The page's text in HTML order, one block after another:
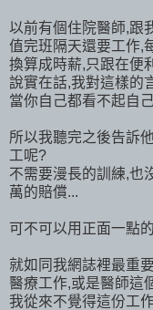
以前有個住院醫師,跟
值完班隔天還要工作,
換算成時薪,只跟在便
說實在話,我對這樣的
當你自己都看不起自
所以我聽完之後告訴
工呢?
不需要漫長的訓練,也
萬的賠償...
可不可以用正面一點
就如同我網誌裡最重
醫療工作,或是醫師這
我從來不覺得這份工